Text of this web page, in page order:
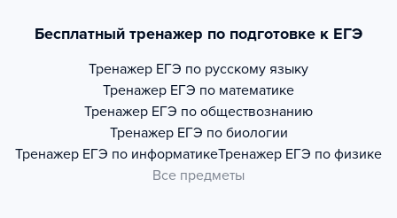
Бесплатный тренажер по подготовке к ЕГЭ
Тренажер ЕГЭ по русскому языку
Тренажер ЕГЭ по математике
Тренажер ЕГЭ по обществознанию
Тренажер ЕГЭ по биологии
Тренажер ЕГЭ по информатикеТренажер ЕГЭ по физике
Все предметы